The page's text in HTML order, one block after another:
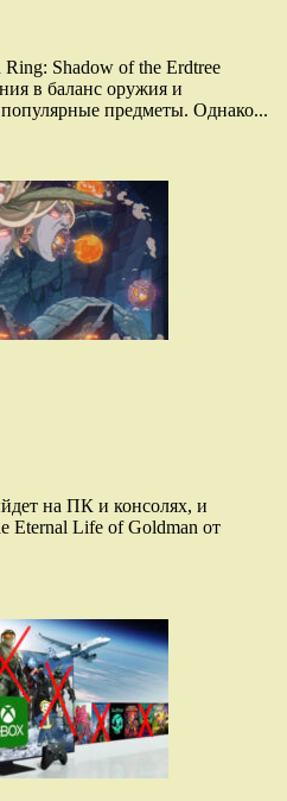
Shadow of the Erdtree
в баланс оружия и
предметы. Однако...
на ПК и консолях, и
Eternal Life of Goldman от